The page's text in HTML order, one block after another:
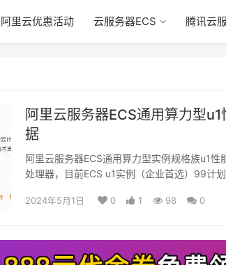
阿里云优惠活动 云服务器ECS 腾讯云
阿里云服务器ECS通用算力型
据
阿里云服务器ECS通用算力型实例规格族u1
处理器，目前ECS u1实例（企业首选）99计
2024年5月1日 0 1 98 0